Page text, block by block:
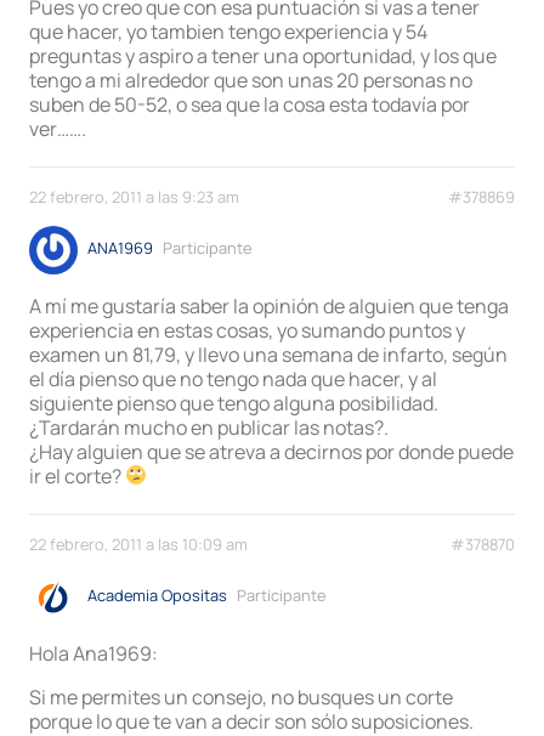
Pues yo creo que con esa puntuación si vas a tener
que hacer, yo tambien tengo experiencia y 54
preguntas y aspiro a tener una oportunidad, y los que
tengo a mi alrededor que son unas 20 personas no
suben de 50-52, o sea que la cosa esta todavía por
ver…….
22 febrero, 2011 a las 9:23 am #378869
ANA1969 Participante
A mí me gustaría saber la opinión de alguien que tenga
experiencia en estas cosas, yo sumando puntos y
examen un 81,79, y llevo una semana de infarto, según
el día pienso que no tengo nada que hacer, y al
siguiente pienso que tengo alguna posibilidad.
¿Tardarán mucho en publicar las notas?.
¿Hay alguien que se atreva a decirnos por donde puede
ir el corte?
22 febrero, 2011 a las 10:09 am #378870
Academia Opositas Participante
Hola Ana1969:
Si me permites un consejo, no busques un corte
porque lo que te van a decir son sólo suposiciones.